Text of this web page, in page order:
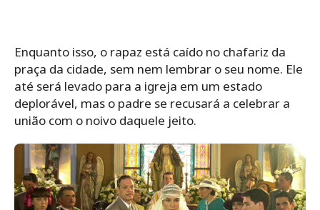
Enquanto isso, o rapaz está caído no chafariz da
praça da cidade, sem nem lembrar o seu nome. Ele
até será levado para a igreja em um estado
deplorável, mas o padre se recusará a celebrar a
união com o noivo daquele jeito.